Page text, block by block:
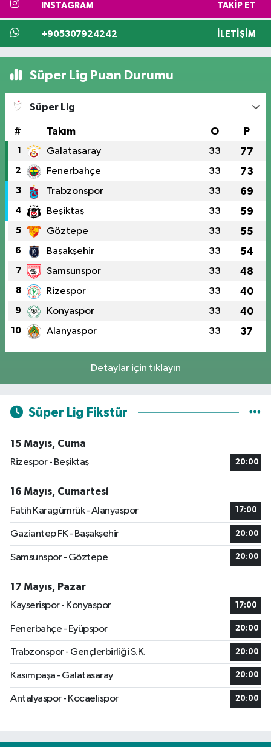
INSTAGRAM TAKIP ET
+905307924242 İLETIŞIM
Süper Lig Puan Durumu
Süper Lig
# Takım O P
1 Galatasaray 33 77
2 Fenerbahçe 33 73
3 Trabzonspor 33 69
4 Beşiktaş 33 59
5 Göztepe 33 55
6 Başakşehir 33 54
7 Samsunspor 33 48
8 Rizespor 33 40
9 Konyaspor 33 40
10 Alanyaspor 33 37
Detaylar için tıklayın
Süper Lig Fikstür
15 Mayıs, Cuma
Rizespor - Beşiktaş
20:00
16 Mayıs, Cumartesi
Fatih Karagümrük - Alanyaspor
17:00
Gaziantep FK - Başakşehir 20:00
Samsunspor - Göztepe 20:00
17 Mayıs, Pazar
Kayserispor - Konyaspor
17:00
Fenerbahçe - Eyüpspor 20:00
Trabzonspor - Gençlerbirliği S.K. 20:00
Kasımpaşa - Galatasaray 20:00
Antalyaspor - Kocaelispor 20:00